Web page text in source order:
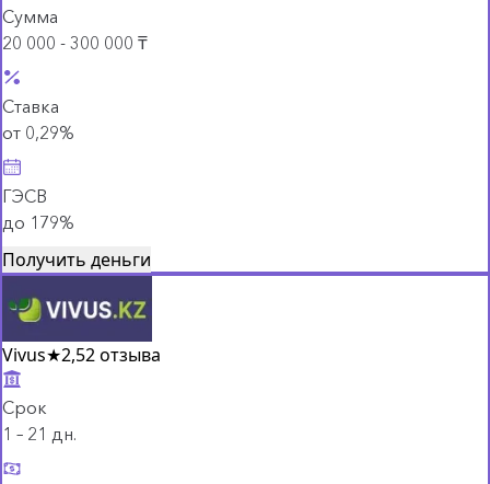
Сумма
20 000 - 300 000 ₸
Ставка
от 0,29%
ГЭСВ
до 179%
Получить деньги
Vivus★2,52 отзыва
Срок
1 – 21 дн.